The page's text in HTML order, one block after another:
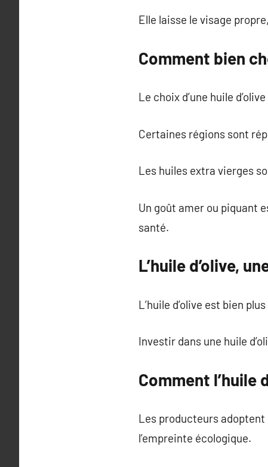
Elle laisse le visage
Comment bien
Le choix d’une huile
Certaines régions sont
Les huiles extra vierges
Un goût amer ou piquant
santé.
L’huile d’olive,
L’huile d’olive est bien
Investir dans une huile
Comment l’huile
Les producteurs
l’empreinte écologique.